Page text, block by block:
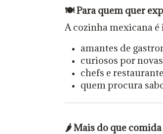
🍽️Para quem quer
A cozinha mexicana é
amantes de
curiosos por
chefs e
quem procura
🌶️Mais do que